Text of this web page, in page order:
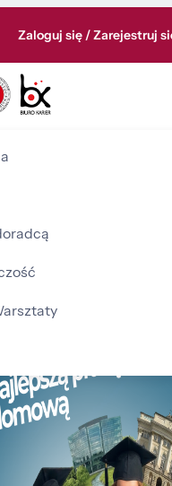
Zaloguj się / Zarejestruj
dyplomową